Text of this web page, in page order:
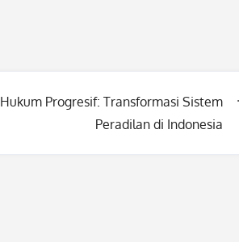
Hukum Progresif: Transformasi Sistem
Peradilan di Indonesia